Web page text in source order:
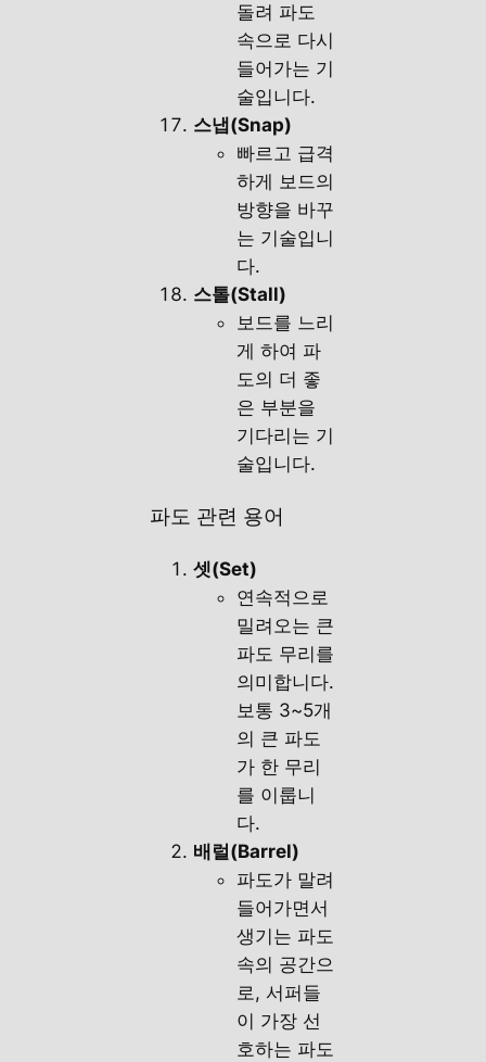
돌려 파도
속으로 다시
들어가는 기
술입니다.
스냅(Snap)
빠르고 급격
하게 보드의
방향을 바꾸
는 기술입니
다.
스톨(Stall)
보드를 느리
게 하여 파
도의 더 좋
은 부분을
기다리는 기
술입니다.
파도 관련 용어
셋(Set)
연속적으로
밀려오는 큰
파도 무리를
의미합니다.
보통 3~5개
의 큰 파도
가 한 무리
를 이룹니
다.
배럴(Barrel)
파도가 말려
들어가면서
생기는 파도
속의 공간으
로, 서퍼들
이 가장 선
호하는 파도